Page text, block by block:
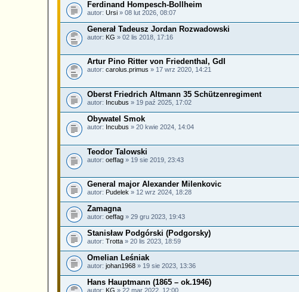
Ferdinand Hompesch-Bollheim
autor: Ursi » 08 lut 2026, 08:07
Generał Tadeusz Jordan Rozwadowski
autor: KG » 02 lis 2018, 17:16
Artur Pino Ritter von Friedenthal, GdI
autor: carolus.primus » 17 wrz 2020, 14:21
Oberst Friedrich Altmann 35 Schützenregiment
autor: Incubus » 19 paź 2025, 17:02
Obywatel Smok
autor: Incubus » 20 kwie 2024, 14:04
Teodor Talowski
autor: oeffag » 19 sie 2019, 23:43
General major Alexander Milenkovic
autor: Pudelek » 12 wrz 2024, 18:28
Zamagna
autor: oeffag » 29 gru 2023, 19:43
Stanisław Podgórski (Podgorsky)
autor: Trotta » 20 lis 2023, 18:59
Omelian Leśniak
autor: johan1968 » 19 sie 2023, 13:36
Hans Hauptmann (1865 – ok.1946)
autor: KG » 22 mar 2022, 12:00